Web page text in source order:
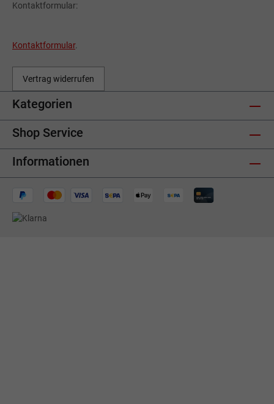
Kontaktformular:
Kontaktformular.
Vertrag widerrufen
Kategorien
Shop Service
Informationen